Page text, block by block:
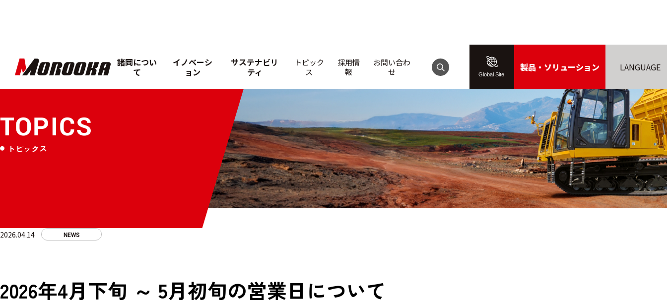
諸岡につい
て
イノベーシ
ョン
サステナビリ
ティ
トピック
ス
採用情
報
お問い合わ
せ
製品・ソリューション LANGUAGE
TOPICS
トピックス
2026.04.14 NEWS
2026年4月下旬 ～ 5月初旬の営業日について